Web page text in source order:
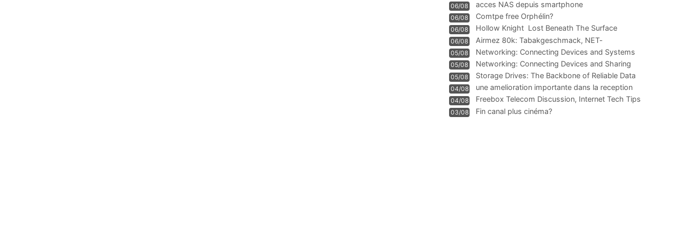
06/08 acces NAS depuis smartphone
06/08 Comtpe free Orphélin?
06/08 Hollow Knight  Lost Beneath The Surface
06/08
Airmez 80k: Tabakgeschmack, NET-
Technologie und Leistung im
05/08 Networking: Connecting Devices and Systems
05/08
Networking: Connecting Devices and Sharing
Information
05/08
Storage Drives: The Backbone of Reliable Data
Management
04/08
une amelioration importante dans la reception
WIFI
04/08
Freebox Telecom Discussion, Internet Tech Tips
Communi
03/08 Fin canal plus cinéma?